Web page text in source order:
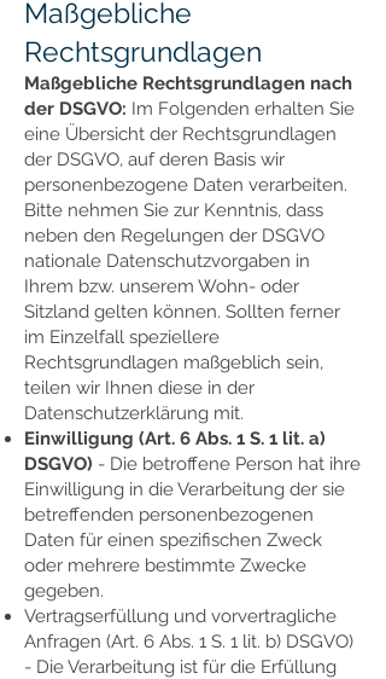
Maßgebliche
Rechtsgrundlagen
Maßgebliche Rechtsgrundlagen nach
der DSGVO: Im Folgenden erhalten Sie
eine Übersicht der Rechtsgrundlagen
der DSGVO, auf deren Basis wir
personenbezogene Daten verarbeiten.
Bitte nehmen Sie zur Kenntnis, dass
neben den Regelungen der DSGVO
nationale Datenschutzvorgaben in
Ihrem bzw. unserem Wohn- oder
Sitzland gelten können. Sollten ferner
im Einzelfall speziellere
Rechtsgrundlagen maßgeblich sein,
teilen wir Ihnen diese in der
Datenschutzerklärung mit.
Einwilligung (Art. 6 Abs. 1 S. 1 lit. a)
DSGVO) - Die betroffene Person hat ihre
Einwilligung in die Verarbeitung der sie
betreffenden personenbezogenen
Daten für einen spezifischen Zweck
oder mehrere bestimmte Zwecke
gegeben.
Vertragserfüllung und vorvertragliche
Anfragen (Art. 6 Abs. 1 S. 1 lit. b) DSGVO)
- Die Verarbeitung ist für die Erfüllung